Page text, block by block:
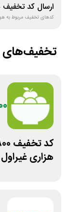
ارسال کد تخفیف
کدهای تخفیف مربوط به
تخفیف‌های
کد
هزاری غیراول